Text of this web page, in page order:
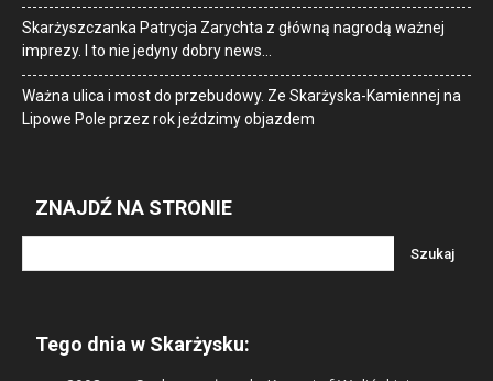
Skarżyszczanka Patrycja Zarychta z główną nagrodą ważnej
imprezy. I to nie jedyny dobry news…
Ważna ulica i most do przebudowy. Ze Skarżyska-Kamiennej na
Lipowe Pole przez rok jeździmy objazdem
ZNAJDŹ NA STRONIE
Tego dnia w Skarżysku: